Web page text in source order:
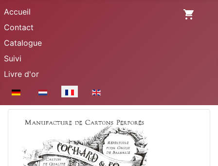
Accueil
Contact
Catalogue
Suivi
Livre d'or
Sélectionnez votre langue